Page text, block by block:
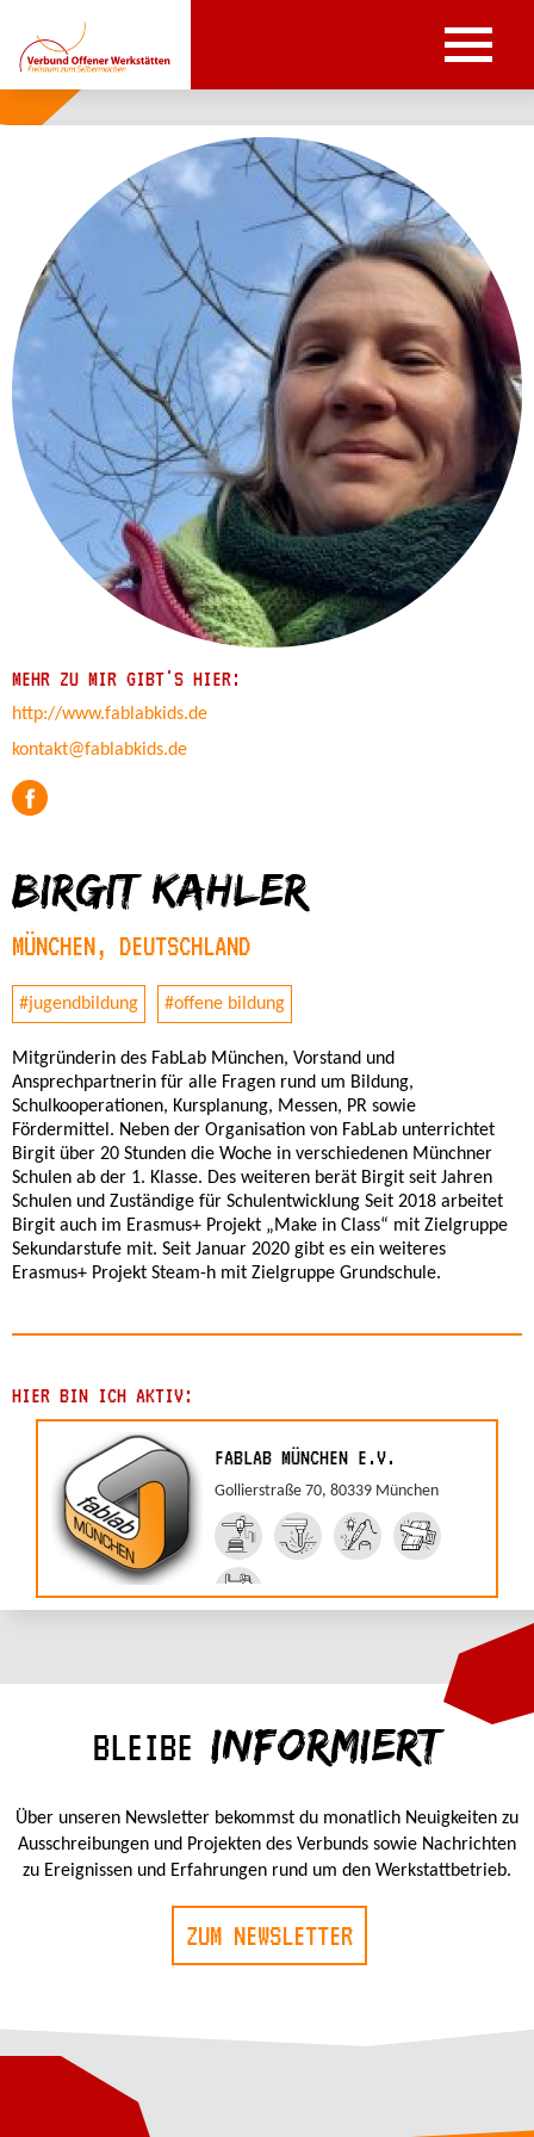
MEHR ZU MIR GIBT'S HIER:
http://www.fablabkids.de
kontakt@fablabkids.de
Birgit Kahler
MÜNCHEN, DEUTSCHLAND
#jugendbildung #offene bildung
Mitgründerin des FabLab München, Vorstand und
Ansprechpartnerin für alle Fragen rund um Bildung,
Schulkooperationen, Kursplanung, Messen, PR sowie
Fördermittel. Neben der Organisation von FabLab unterrichtet
Birgit über 20 Stunden die Woche in verschiedenen Münchner
Schulen ab der 1. Klasse. Des weiteren berät Birgit seit Jahren
Schulen und Zuständige für Schulentwicklung Seit 2018 arbeitet
Birgit auch im Erasmus+ Projekt „Make in Class“ mit Zielgruppe
Sekundarstufe mit. Seit Januar 2020 gibt es ein weiteres
Erasmus+ Projekt Steam-h mit Zielgruppe Grundschule.
HIER BIN ICH AKTIV:
FABLAB MÜNCHEN E.V.
Gollierstraße 70, 80339 München
BLEIBE INFORMIERT
Über unseren Newsletter bekommst du monatlich Neuigkeiten zu
Ausschreibungen und Projekten des Verbunds sowie Nachrichten
zu Ereignissen und Erfahrungen rund um den Werkstattbetrieb.
ZUM NEWSLETTER